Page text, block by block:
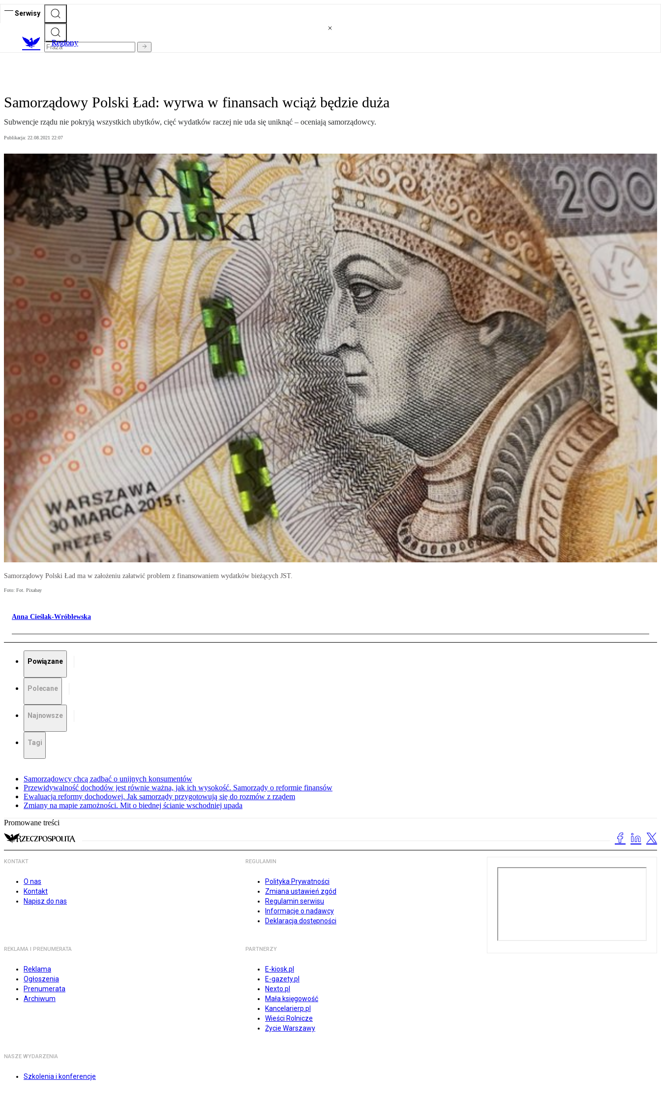
Serwisy
Regiony
Samorządowy Polski Ład: wyrwa w finansach wciąż będzie duża
Subwencje rządu nie pokryją wszystkich ubytków, cięć wydatków raczej nie uda się uniknąć – oceniają samorządowcy.
Publikacja: 22.08.2021 22:07
Samorządowy Polski Ład ma w założeniu załatwić problem z finansowaniem wydatków bieżących JST.
Foto: Fot. Pixabay
Anna Cieślak-Wróblewska
Powiązane
Polecane
Najnowsze
Tagi
Samorządowcy chcą zadbać o unijnych konsumentów
Przewidywalność dochodów jest równie ważna, jak ich wysokość. Samorządy o reformie finansów
Ewaluacja reformy dochodowej. Jak samorządy przygotowują się do rozmów z rządem
Zmiany na mapie zamożności. Mit o biednej ścianie wschodniej upada
Promowane treści
KONTAKT
O nas
Kontakt
Napisz do nas
REGULAMIN
Polityka Prywatności
Zmiana ustawień zgód
Regulamin serwisu
Informacje o nadawcy
Deklaracja dostępności
REKLAMA I PRENUMERATA
Reklama
Ogłoszenia
Prenumerata
Archiwum
PARTNERZY
E-kiosk.pl
E-gazety.pl
Nexto.pl
Mała księgowość
Kancelarierp.pl
Wieści Rolnicze
Życie Warszawy
NASZE WYDARZENIA
Szkolenia i konferencje